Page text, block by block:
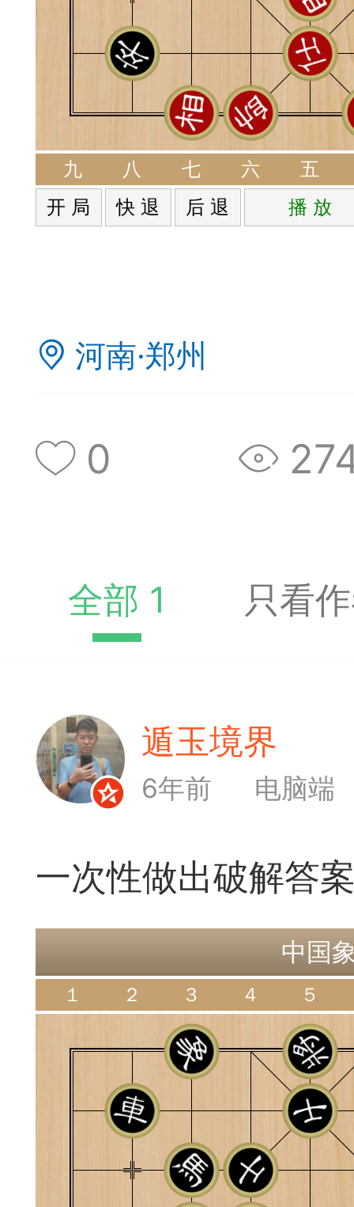
11-05 07:41
电脑端 公
随身带的象棋藏
是象棋典籍宝库，是
的在线棋谱，将学习
包含非常丰富的内容
，大家不要错过。一
65
境界 Lv11
VIP11
电脑端 公
弈易道APP下载
道app下载可点击
五
六
七
八
九
开 局 快 退 后 退 播 放
河南·郑州
0
全部 1 只看
遁玉境界
6年前
电脑端
一次性做出破解答
中国
１ ２ ３ ４ ５